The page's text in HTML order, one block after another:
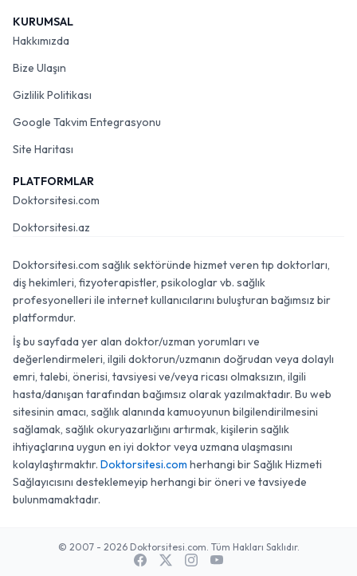
KURUMSAL
Hakkımızda
Bize Ulaşın
Gizlilik Politikası
Google Takvim Entegrasyonu
Site Haritası
PLATFORMLAR
Doktorsitesi.com
Doktorsitesi.az
Doktorsitesi.com sağlık sektöründe hizmet veren tıp doktorları,
diş hekimleri, fizyoterapistler, psikologlar vb. sağlık
profesyonelleri ile internet kullanıcılarını buluşturan bağımsız bir
platformdur.
İş bu sayfada yer alan doktor/uzman yorumları ve
değerlendirmeleri, ilgili doktorun/uzmanın doğrudan veya dolaylı
emri, talebi, önerisi, tavsiyesi ve/veya ricası olmaksızın, ilgili
hasta/danışan tarafından bağımsız olarak yazılmaktadır. Bu web
sitesinin amacı, sağlık alanında kamuoyunun bilgilendirilmesini
sağlamak, sağlık okuryazarlığını artırmak, kişilerin sağlık
ihtiyaçlarına uygun en iyi doktor veya uzmana ulaşmasını
kolaylaştırmaktır. Doktorsitesi.com herhangi bir Sağlık Hizmeti
Sağlayıcısını desteklemeyip herhangi bir öneri ve tavsiyede
bulunmamaktadır.
© 2007 - 2026 Doktorsitesi.com. Tüm Hakları Saklıdır.